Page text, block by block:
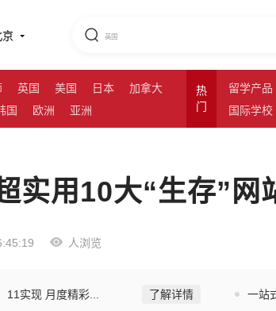
京
英国 美国 日本
加拿大
国 欧洲 亚洲
热
门
留学产品
国际学校
实用10大“生存”网
人浏览
11实现 月度精彩... 了解详情 一站